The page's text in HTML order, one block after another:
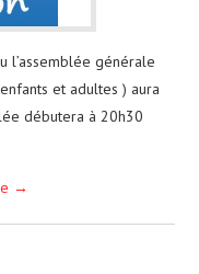
l’assemblée générale
et adultes ) aura
débutera à 20h30
→